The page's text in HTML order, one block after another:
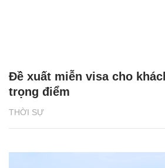
THỜI SỰ
Đề xuất miễn visa cho
trọng điểm